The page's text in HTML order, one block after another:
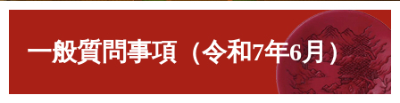
文
一般質問事項（令和7年6月）